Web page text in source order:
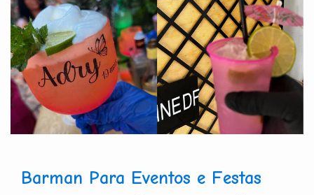
Barman Para Eventos e Festas